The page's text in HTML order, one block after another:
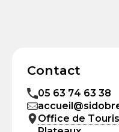
Contact
05 63 74 63 38
Office de